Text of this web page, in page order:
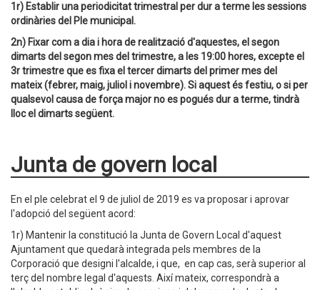
1r) Establir una periodicitat trimestral per dur a terme les sessions
ordinàries del Ple municipal.
2n) Fixar com a dia i hora de realització d'aquestes, el segon
dimarts del segon mes del trimestre, a les 19:00 hores, excepte el
3r trimestre que es fixa el tercer dimarts del primer mes del
mateix (febrer, maig, juliol i novembre). Si aquest és festiu, o si per
qualsevol causa de força major no es pogués dur a terme, tindrà
lloc el dimarts següent.
Junta de govern local
En el ple celebrat el 9 de juliol de 2019 es va proposar i aprovar
l'adopció del següent acord:
1r) Mantenir la constitució la Junta de Govern Local d'aquest
Ajuntament que quedarà integrada pels membres de la
Corporació que designi l'alcalde, i que, en cap cas, serà superior al
terç del nombre legal d'aquests. Així mateix, correspondrà a